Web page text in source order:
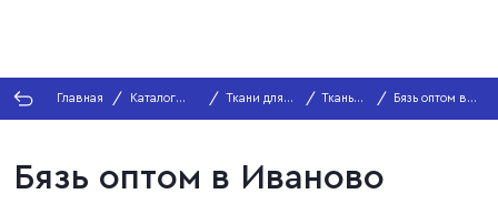
Главная
Каталог
тканей
Ткани для
дома
Ткань
Бязь
Бязь оптом в
Иваново
Бязь оптом в Иваново